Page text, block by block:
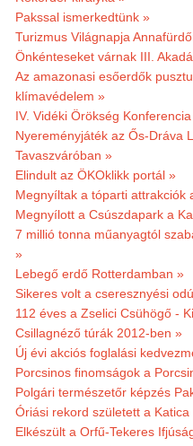
Pakssal ismerkedtünk »
Turizmus Világnapja
Önkénteseket várnak III.
Az amazonasi esőerdők
klímavédelem »
IV. Vidéki Örökség
Nyereményjáték az Ős-Dráva
Tavaszváróban »
Elindult az ÖKOklikk portál »
Megnyíltak a tóparti attrakciók
Megnyílott a Csúszdapark a
7 millió tonna műanyagtól
»
Lebegő erdő Rotterdamban »
Sikeres volt a cseresznyési
112 éves a Zselici Csühögő -
Csillagnéző túrák 2012-ben »
Új évi akciós foglalási
Porcsinos finomságok a
Polgári természetőr képzés
Óriási rekord született a Katica
Elkészült a Orfű-Tekeres